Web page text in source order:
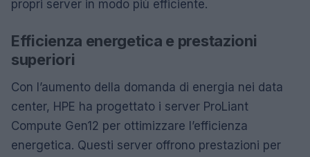
propri server in modo più efficiente.
Efficienza energetica e prestazioni
superiori
Con l’aumento della domanda di energia nei data
center, HPE ha progettato i server ProLiant
Compute Gen12 per ottimizzare l’efficienza
energetica. Questi server offrono prestazioni per